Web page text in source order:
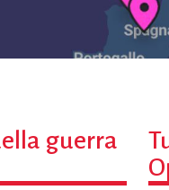
guerra